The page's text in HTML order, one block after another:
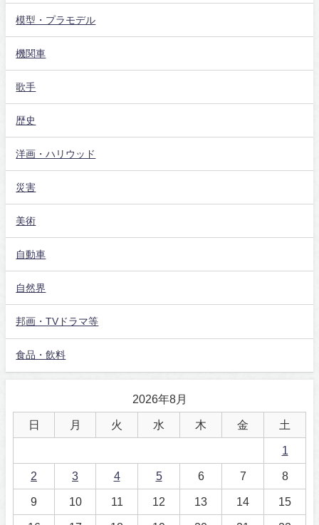
模型・プラモデル
機関車
歌手
歴史
洋画・ハリウッド
災害
美術
自動車
自然界
邦画・TVドラマ等
食品・飲料
2026年8月
日 月 火 水 木 金 土
1
2 3 4 5 6 7 8
9 10 11 12 13 14 15